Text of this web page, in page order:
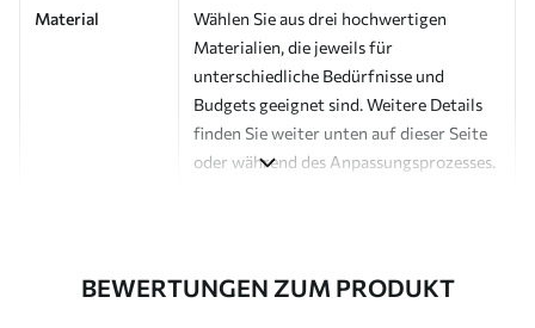
Material
Wählen Sie aus drei hochwertigen
Materialien, die jeweils für
unterschiedliche Bedürfnisse und
Budgets geeignet sind. Weitere Details
finden Sie weiter unten auf dieser Seite
oder während des Anpassungsprozesses.
BEWERTUNGEN ZUM PRODUKT